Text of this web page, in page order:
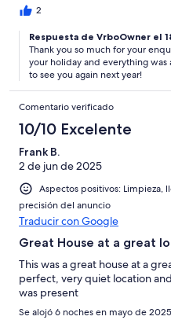
2
Respuesta de VrboOwner el
Thank you so much for your
your holiday and everything
to see you again next year!
Comentario verificado
10/10 Excelente
Frank B.
2 de jun de 2025
Aspectos positivos: Limpieza,
precisión del anuncio
Traducir con Google
Great House at a great
This was a great house at a
perfect, very quiet location
was present
Se alojó 6 noches en mayo de 2025